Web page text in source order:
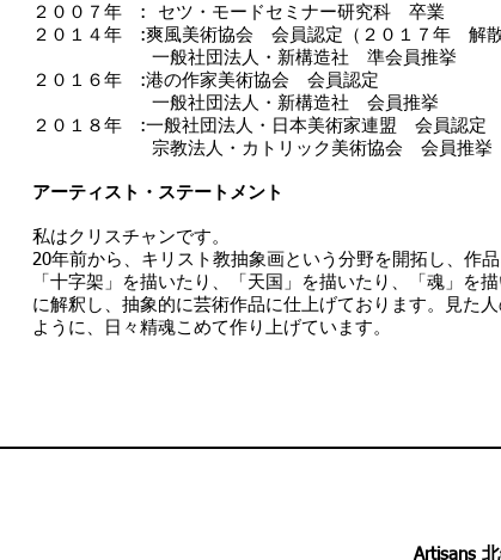
２００７年 : セツ・モードセミナー研究科 卒業
２０１４年 :爽風美術協会 会員認定（２０１７年 解散
一般社団法人・新構造社 準会員推挙
２０１６年 :港の作家美術協会 会員認定
一般社団法人・新構造社 会員推挙
２０１８年 :一般社団法人・日本美術家連盟 会員認定
宗教法人・カトリック美術協会 会員推挙
アーティスト・ステートメント
私はクリスチャンです。
20年前から、キリスト教抽象画という分野を開拓し、作
「十字架」を描いたり、「天国」を描いたり、「魂」を
に解釈し、抽象的に芸術作品に仕上げております。見た
ように、日々精魂こめて作り上げています。
Artisans